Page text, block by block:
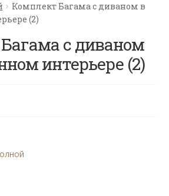
Комплект Багама с диваном в
(2)
с диваном
интерьере (2)